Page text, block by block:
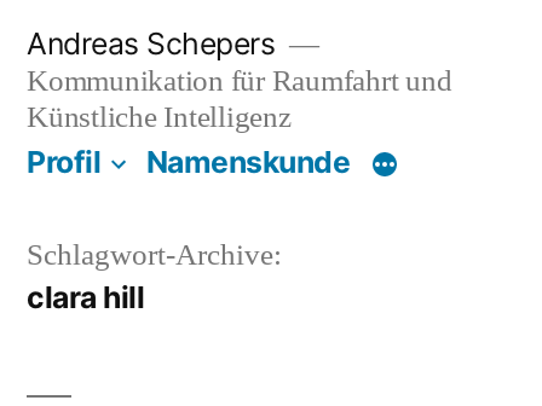
Inhalt
springen
Andreas Schepers
Kommunikation für Raumfahrt und
Künstliche Intelligenz
Profil Namenskunde
Schlagwort-Archive:
clara hill